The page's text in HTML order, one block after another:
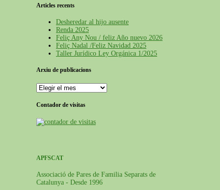
Articles recents
Desheredar al hijo ausente
Renda 2025
Feliç Any Nou / feliz Año nuevo 2026
Feliç Nadal /Feliz Navidad 2025
Taller Jurídico Ley Orgánica 1/2025
Arxiu de publicacions
Contador de visitas
APFSCAT
Associació de Pares de Familia Separats de
Catalunya - Desde 1996